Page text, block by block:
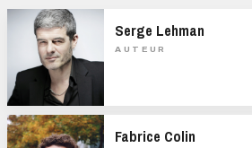
Serge Lehman
AUTEUR
Fabrice Colin